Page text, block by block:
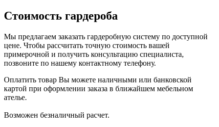
Стоимость гардероба
Мы предлагаем заказать гардеробную систему по доступной
цене. Чтобы рассчитать точную стоимость вашей
примерочной и получить консультацию специалиста,
позвоните по нашему контактному телефону.
Оплатить товар Вы можете наличными или банковской
картой при оформлении заказа в ближайшем мебельном
ателье.
Возможен безналичный расчет.